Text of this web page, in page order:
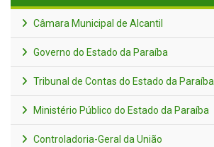
Câmara Municipal de Alcantil
Governo do Estado da Paraíba
Tribunal de Contas do Estado da Paraíba
Ministério Público do Estado da Paraíba
Controladoria-Geral da União